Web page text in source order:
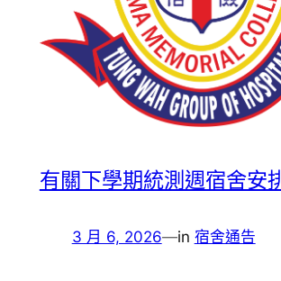
有關下學期統測週宿舍安
3 月 6, 2026—in 宿舍通告